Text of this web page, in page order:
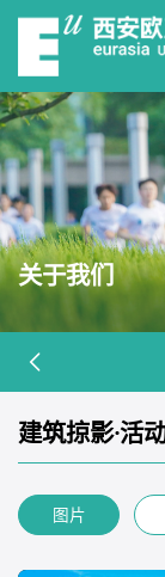
关于我们
建筑掠影·活
图片